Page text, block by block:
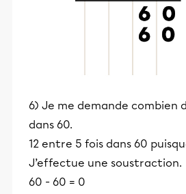
6) Je me demande combien
dans 60.
12 entre 5 fois dans 60
J’effectue une soustraction.
60 - 60 = 0